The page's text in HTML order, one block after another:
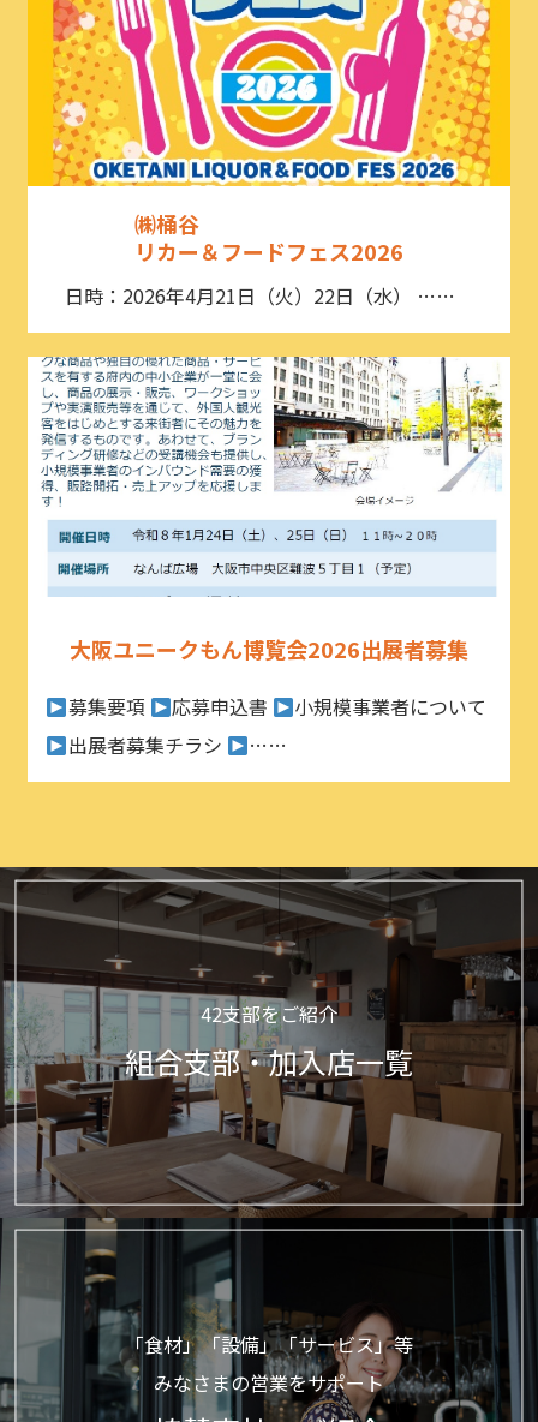
㈱桶谷
リカー＆フードフェス2026
日時：2026年4月21日（火）22日（水） ……
大阪ユニークもん博覧会2026出展者募集
募集要項 応募申込書
小規模事業者について
出展者募集チラシ
……
42支部をご紹介
組合支部・加入店一覧
「食材」「設備」「サービス」等
みなさまの営業をサポート